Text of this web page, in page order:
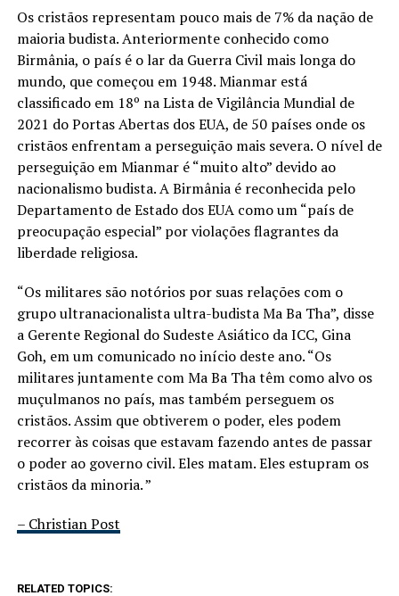
Os cristãos representam pouco mais de 7% da nação de
maioria budista. Anteriormente conhecido como
Birmânia, o país é o lar da Guerra Civil mais longa do
mundo, que começou em 1948. Mianmar está
classificado em 18º na Lista de Vigilância Mundial de
2021 do Portas Abertas dos EUA, de 50 países onde os
cristãos enfrentam a perseguição mais severa. O nível de
perseguição em Mianmar é “muito alto” devido ao
nacionalismo budista. A Birmânia é reconhecida pelo
Departamento de Estado dos EUA como um “país de
preocupação especial” por violações flagrantes da
liberdade religiosa.
“Os militares são notórios por suas relações com o
grupo ultranacionalista ultra-budista Ma Ba Tha”, disse
a Gerente Regional do Sudeste Asiático da ICC, Gina
Goh, em um comunicado no início deste ano. “Os
militares juntamente com Ma Ba Tha têm como alvo os
muçulmanos no país, mas também perseguem os
cristãos. Assim que obtiverem o poder, eles podem
recorrer às coisas que estavam fazendo antes de passar
o poder ao governo civil. Eles matam. Eles estupram os
cristãos da minoria. ”
– Christian Post
RELATED TOPICS: